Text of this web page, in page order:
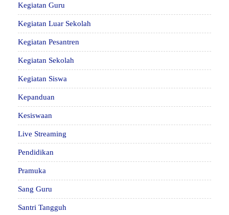
Kegiatan Guru
Kegiatan Luar Sekolah
Kegiatan Pesantren
Kegiatan Sekolah
Kegiatan Siswa
Kepanduan
Kesiswaan
Live Streaming
Pendidikan
Pramuka
Sang Guru
Santri Tangguh